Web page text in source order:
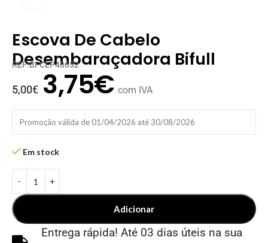
Escova De Cabelo
Desembaraçadora Bifull
REF:BFCEP40652
5,00€ 3,75€ com IVA
Promoção válida de 01/04/2026 até 30/08/2026
Em stock
Adicionar
Entrega rápida! Até 03 dias úteis na sua